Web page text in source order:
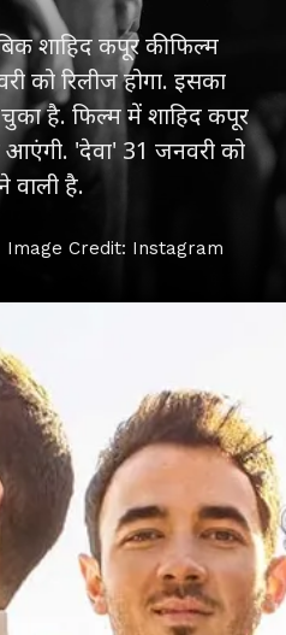
शाहिद कपूर की फिल्म
को रिलीज होगा. इसका
है. फिल्म में शाहिद कपूर
'देवा' 31 जनवरी को
वाली है.
Image Credit: Instagram